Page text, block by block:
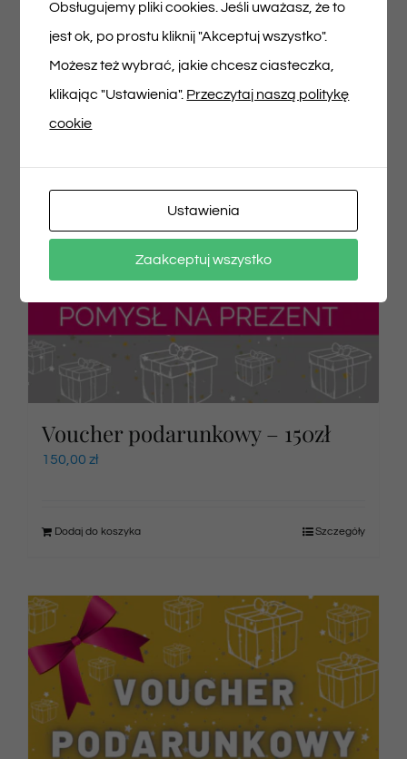
Voucher podarunkowy – 150zł
150,00 zł
Dodaj do koszyka Szczegóły
Obsługujemy pliki cookies. Jeśli uważasz, że to
jest ok, po prostu kliknij "Akceptuj wszystko".
Możesz też wybrać, jakie chcesz ciasteczka,
klikając "Ustawienia". Przeczytaj naszą politykę
cookie
Ustawienia
Zaakceptuj wszystko